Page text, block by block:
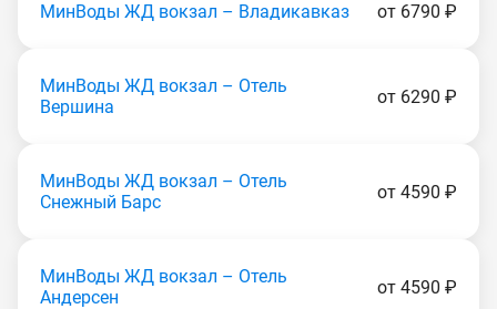
МинВоды ЖД вокзал – Владикавказ от 6790 ₽
МинВоды ЖД вокзал – Отель
Вершина
от 6290 ₽
МинВоды ЖД вокзал – Отель
Снежный Барс
от 4590 ₽
МинВоды ЖД вокзал – Отель
Андерсен
от 4590 ₽